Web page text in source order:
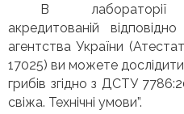
В лабораторії
акредитованій
агентства України
17025) ви можете
грибів згідно з ДСТУ
свіжа. Технічні умови”.